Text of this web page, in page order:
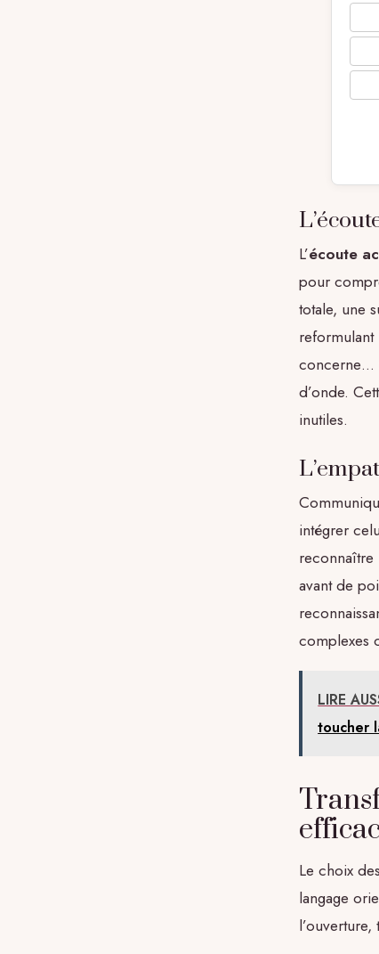
L’écoute
pour
totale, une
concerne…
d’onde.
inutiles.
intégrer
reconnaître
avant de
complexes
LIRE
toucher
Le choix
langage